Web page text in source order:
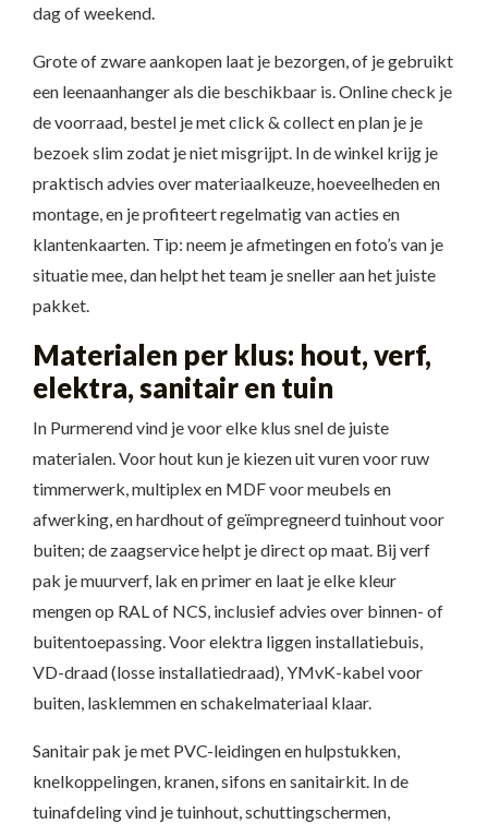
dag of weekend.
Grote of zware aankopen laat je bezorgen, of je gebruikt
een leenaanhanger als die beschikbaar is. Online check je
de voorraad, bestel je met click & collect en plan je je
bezoek slim zodat je niet misgrijpt. In de winkel krijg je
praktisch advies over materiaalkeuze, hoeveelheden en
montage, en je profiteert regelmatig van acties en
klantenkaarten. Tip: neem je afmetingen en foto’s van je
situatie mee, dan helpt het team je sneller aan het juiste
pakket.
Materialen per klus: hout, verf,
elektra, sanitair en tuin
In Purmerend vind je voor elke klus snel de juiste
materialen. Voor hout kun je kiezen uit vuren voor ruw
timmerwerk, multiplex en MDF voor meubels en
afwerking, en hardhout of geïmpregneerd tuinhout voor
buiten; de zaagservice helpt je direct op maat. Bij verf
pak je muurverf, lak en primer en laat je elke kleur
mengen op RAL of NCS, inclusief advies over binnen- of
buitentoepassing. Voor elektra liggen installatiebuis,
VD-draad (losse installatiedraad), YMvK-kabel voor
buiten, lasklemmen en schakelmateriaal klaar.
Sanitair pak je met PVC-leidingen en hulpstukken,
knelkoppelingen, kranen, sifons en sanitairkit. In de
tuinafdeling vind je tuinhout, schuttingschermen,